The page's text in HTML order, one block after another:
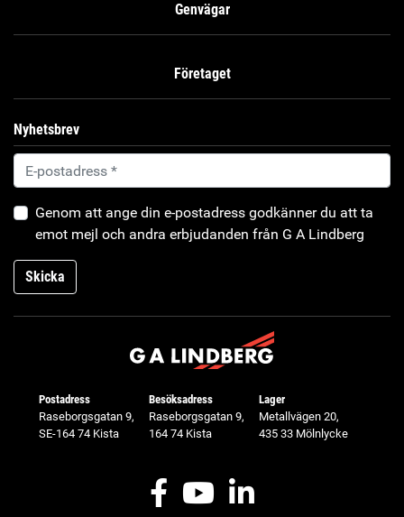
Genvägar
Företaget
Nyhetsbrev
Genom att ange din e-postadress godkänner du att ta
emot mejl och andra erbjudanden från G A Lindberg
Skicka
Postadress
Raseborgsgatan 9,
SE-164 74 Kista
Besöksadress
Raseborgsgatan 9,
164 74 Kista
Lager
Metallvägen 20,
435 33 Mölnlycke
FacebookYoutubeLinkedIn